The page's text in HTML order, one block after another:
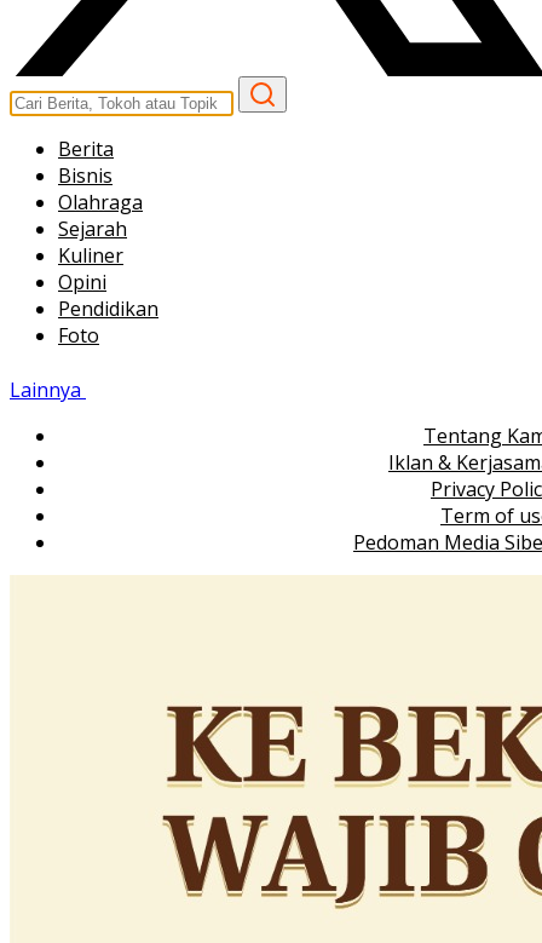
Berita
Bisnis
Olahraga
Sejarah
Kuliner
Opini
Pendidikan
Foto
Lainnya
Tentang
Iklan &
Privacy
Term of
Pedoman Media